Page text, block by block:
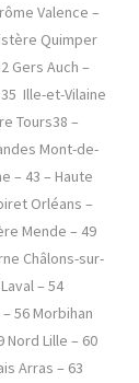
Valence –
Quimper
Gers Auch –
Ille-et-Vilaine
Tours38 –
Mont-de-
– 43 – Haute
Orléans –
Mende – 49
Châlons-sur-
– 54
56 Morbihan
Nord Lille – 60
Arras – 63